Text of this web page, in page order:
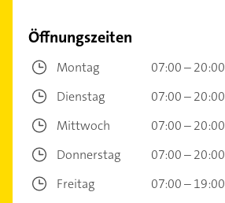
Öffnungszeiten
Montag
07:00 – 20:00
Dienstag
07:00 – 20:00
Mittwoch
07:00 – 20:00
Donnerstag
07:00 – 20:00
Freitag
07:00 – 19:00